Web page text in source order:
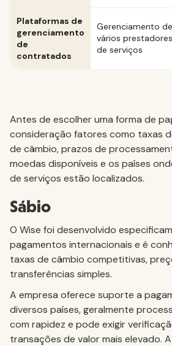
Plataformas de
gerenciamento
de
contratados
Gerenciamento de
vários prestadores
de serviços
Antes de escolher uma forma de
consideração fatores como taxas
de câmbio, prazos de
moedas disponíveis e os países
de serviços estão localizados.
Sábio
O Wise foi desenvolvido
pagamentos internacionais e é
taxas de câmbio competitivas,
transferências simples.
A empresa oferece suporte a
diversos países, geralmente
com rapidez e pode exigir
transações de valor mais elevado.